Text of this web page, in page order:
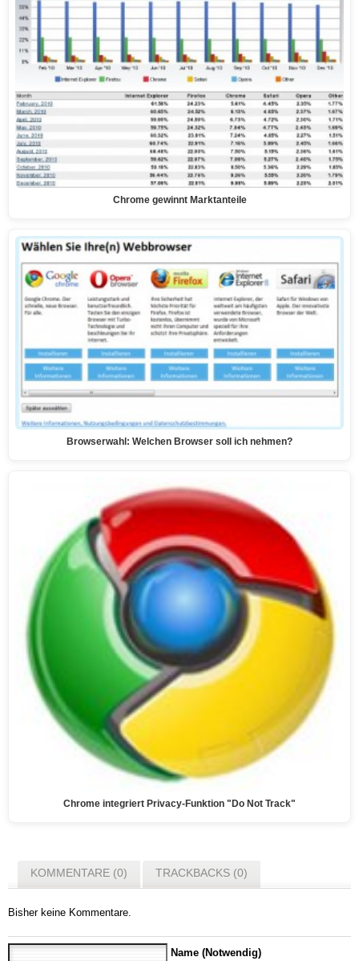
Chrome gewinnt Marktanteile
Browserwahl: Welchen Browser soll ich nehmen?
Chrome integriert Privacy-Funktion "Do Not Track"
KOMMENTARE (0) TRACKBACKS (0)
Bisher keine Kommentare.
Name (Notwendig)